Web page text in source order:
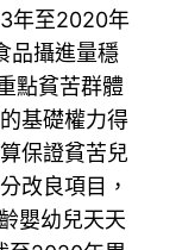
年至2020年
品攝進量穩
點貧苦群體
基礎權力得
保證貧苦兒
改良項目，
嬰幼兒天天